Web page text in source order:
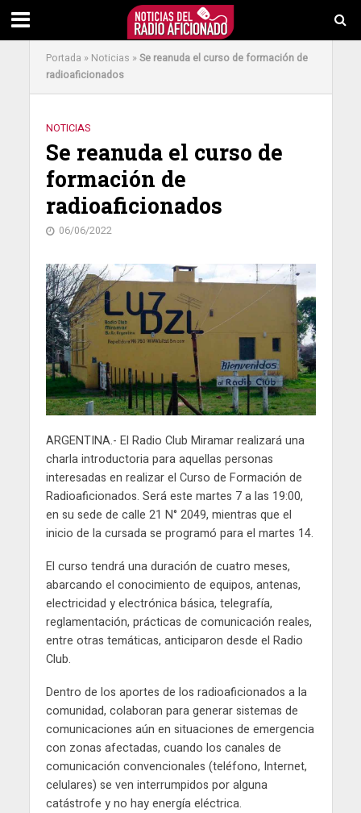
Portada » Noticias »Se reanuda el curso de formación de
radioaficionados
NOTICIAS
Se reanuda el curso de
formación de
radioaficionados
06/06/2022
ARGENTINA.- El Radio Club Miramar realizará una
charla introductoria para aquellas personas
interesadas en realizar el Curso de Formación de
Radioaficionados. Será este martes 7 a las 19:00,
en su sede de calle 21 N° 2049, mientras que el
inicio de la cursada se programó para el martes 14.
El curso tendrá una duración de cuatro meses,
abarcando el conocimiento de equipos, antenas,
electricidad y electrónica básica, telegrafía,
reglamentación, prácticas de comunicación reales,
entre otras temáticas, anticiparon desde el Radio
Club.
Dentro de los aportes de los radioaficionados a la
comunidad, colaboran para generar sistemas de
comunicaciones aún en situaciones de emergencia
con zonas afectadas, cuando los canales de
comunicación convencionales (teléfono, Internet,
celulares) se ven interrumpidos por alguna
catástrofe y no hay energía eléctrica.